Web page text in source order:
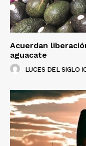
Acuerdan
aguacate
LUCES DEL SIGLO